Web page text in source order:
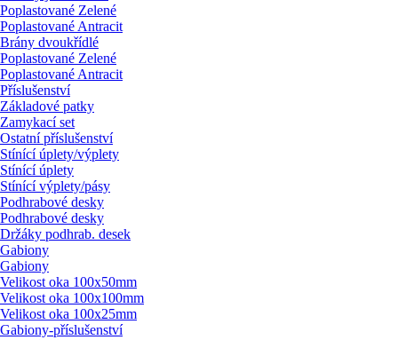
Poplastované Zelené
Poplastované Antracit
Brány dvoukřídlé
Poplastované Zelené
Poplastované Antracit
Příslušenství
Základové patky
Zamykací set
Ostatní příslušenství
Stínící úplety/výplety
Stínící úplety
Stínící výplety/pásy
Podhrabové desky
Podhrabové desky
Držáky podhrab. desek
Gabiony
Gabiony
Velikost oka 100x50mm
Velikost oka 100x100mm
Velikost oka 100x25mm
Gabiony-příslušenství